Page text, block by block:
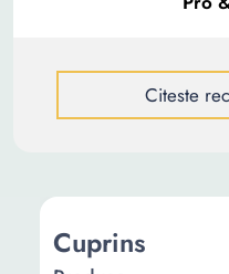
Citeste
Cuprins